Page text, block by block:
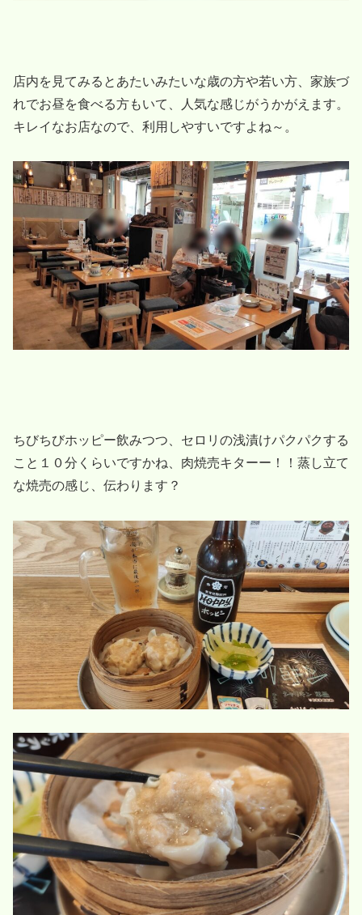
店内を見てみるとあたいみたいな歳の方や若い方、家族づ
れでお昼を食べる方もいて、人気な感じがうかがえます。
キレイなお店なので、利用しやすいですよね～。
ちびちびホッピー飲みつつ、セロリの浅漬けパクパクする
こと１０分くらいですかね、肉焼売キターー！！蒸し立て
な焼売の感じ、伝わります？